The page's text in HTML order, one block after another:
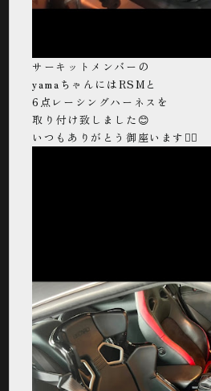
サーキットメンバーの
yamaちゃんにはRSMと
6点レーシングハーネスを
取り付け致しました😊
いつもありがとう御座います🙇‍♂️